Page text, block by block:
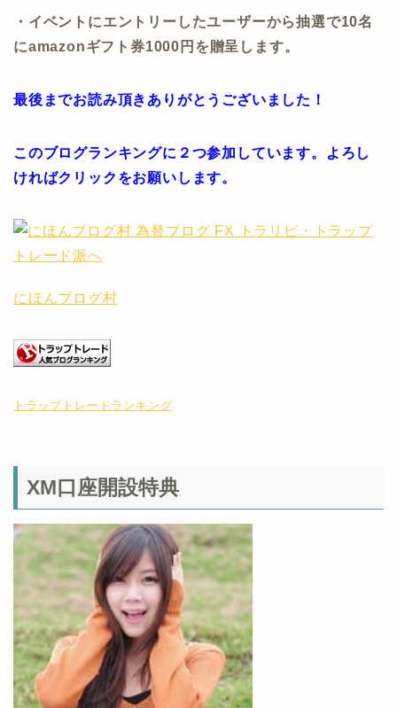
・イベントにエントリーしたユーザーから抽選で10名
にamazonギフト券1000円を贈呈します。
最後までお読み頂きありがとうございました！
このブログランキングに２つ参加しています。よろし
ければクリックをお願いします。
にほんブログ村
トラップトレードランキング
XM口座開設特典